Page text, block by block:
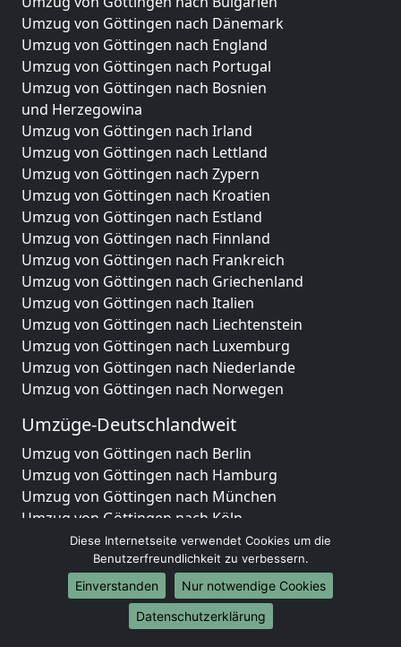
Umzug von Göttingen nach Dänemark
Umzug von Göttingen nach England
Umzug von Göttingen nach Portugal
Umzug von Göttingen nach Bosnien
und Herzegowina
Umzug von Göttingen nach Irland
Umzug von Göttingen nach Lettland
Umzug von Göttingen nach Zypern
Umzug von Göttingen nach Kroatien
Umzug von Göttingen nach Estland
Umzug von Göttingen nach Finnland
Umzug von Göttingen nach Frankreich
Umzug von Göttingen nach Griechenland
Umzug von Göttingen nach Italien
Umzug von Göttingen nach Liechtenstein
Umzug von Göttingen nach Luxemburg
Umzug von Göttingen nach Niederlande
Umzug von Göttingen nach Norwegen
Umzüge-Deutschlandweit
Umzug von Göttingen nach Berlin
Umzug von Göttingen nach Hamburg
Umzug von Göttingen nach München
Umzug von Göttingen nach Köln
Umzug von Göttingen nach Frankfurt am Main
Umzug von Göttingen nach Stuttgart
Umzug von Göttingen nach Düsseldorf
Umzug von Göttingen nach Leipzig
Umzug von Göttingen nach Dortmund
Diese Internetseite verwendet Cookies um die
Benutzerfreundlichkeit zu verbessern.
Einverstanden
Nur notwendige Cookies
Datenschutzerklärung